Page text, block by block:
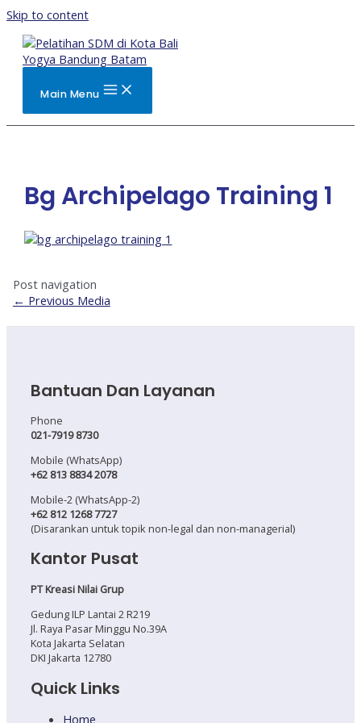
Skip to content
Main Menu
Bg Archipelago Training 1
Post navigation
← Previous Media
Bantuan Dan Layanan
Phone
021-7919 8730
Mobile (WhatsApp)
+62 813 8834 2078
Mobile-2 (WhatsApp-2)
+62 812 1268 7727
(Disarankan untuk topik non-legal dan non-managerial)
Kantor Pusat
PT Kreasi Nilai Grup
Gedung ILP Lantai 2 R219
Jl. Raya Pasar Minggu No.39A
Kota Jakarta Selatan
DKI Jakarta 12780
Quick Links
Home